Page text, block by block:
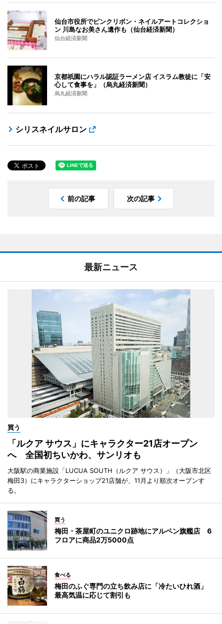
仙台市役所でピンクリボン・ネイルアートコレクショ
ン 川島なお美さん遺作も（仙台経済新聞）
仙台経済新聞
京都祇園にハラル認証ラーメン店 イスラム教徒に「安
心して食事を」（烏丸経済新聞）
烏丸経済新聞
シリスネイルサロン
前の記事 次の記事
最新ニュース
買う
「ルクア サウス」にキャラクター21店オープン
へ 全国初ちいかわ、サンリオも
大阪駅の商業施設「LUCUA SOUTH（ルクア サウス）」（大阪市北区
梅田3）にキャラクターショップ21店舗が、11月より順次オープンす
る。
買う
梅田・茶屋町のユニクロ跡地にアルペン旗艦店 6
フロアに商品2万5000点
食べる
梅田のふぐ専門の立ち飲み店に「冷たいひれ酒」
最高気温に応じて割引も